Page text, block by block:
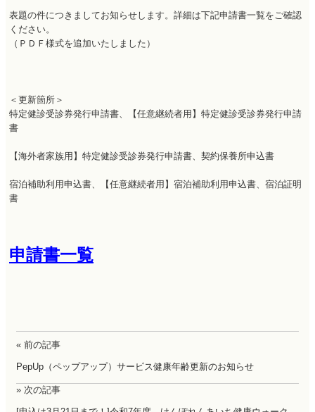
表題の件につきましてお知らせします。詳細は下記申請書一覧をご確認
ください。
（ＰＤＦ様式を追加いたしました）
＜更新箇所＞
特定健診受診券発行申請書、【任意継続者用】特定健診受診券発行申請
書
【海外者家族用】特定健診受診券発行申請書、契約保養所申込書
宿泊補助利用申込書、【任意継続者用】宿泊補助利用申込書、宿泊証明
書
申請書一覧
« 前の記事
PepUp（ペップアップ）サービス健康年齢更新のお知らせ
» 次の記事